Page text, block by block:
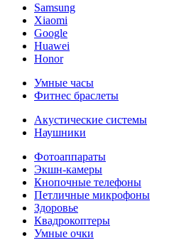
Samsung
Xiaomi
Google
Huawei
Honor
Умные часы
Фитнес браслеты
Акустические системы
Наушники
Фотоаппараты
Экшн-камеры
Кнопочные телефоны
Петличные микрофоны
Здоровье
Квадрокоптеры
Умные очки